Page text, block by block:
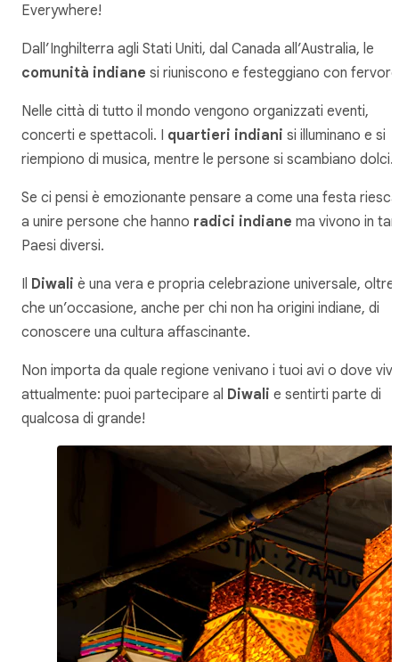
Everywhere!
Dall’Inghilterra agli Stati Uniti, dal Canada all’Australia, le
comunità indiane si riuniscono e festeggiano con
Nelle città di tutto il mondo vengono organizzati eventi,
concerti e spettacoli. I quartieri indiani si illuminano e si
riempiono di musica, mentre le persone si scambiano dolci.
Se ci pensi è emozionante pensare a come una festa riesca
a unire persone che hanno radici indiane ma vivono in
Paesi diversi.
Il Diwali è una vera e propria celebrazione universale, oltre
che un’occasione, anche per chi non ha origini indiane, di
conoscere una cultura affascinante.
Non importa da quale regione venivano i tuoi avi o dove vivi
attualmente: puoi partecipare al Diwali e sentirti parte di
qualcosa di grande!